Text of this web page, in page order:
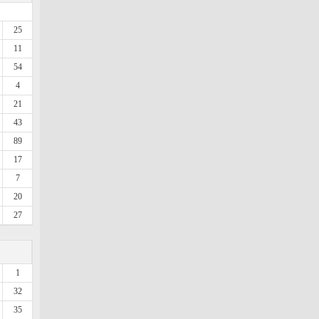
25
11
54
4
21
43
89
17
7
20
27
1
32
35